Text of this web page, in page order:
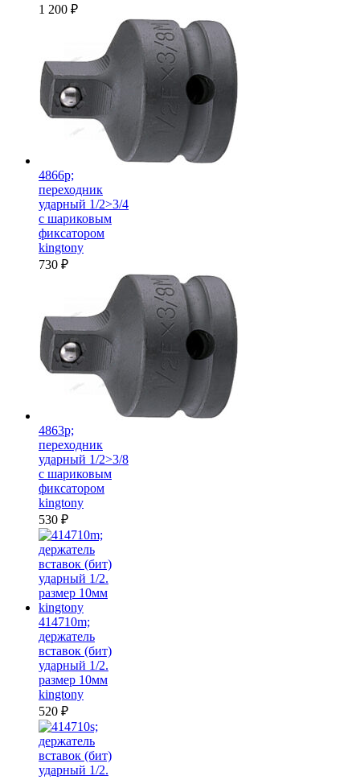
1 200 ₽
4866p;
переходник
ударный 1/2>3/4
с шариковым
фиксатором
kingtony
730 ₽
4863p;
переходник
ударный 1/2>3/8
с шариковым
фиксатором
kingtony
530 ₽
414710m;
держатель
вставок (бит)
ударный 1/2.
размер 10мм
kingtony
520 ₽